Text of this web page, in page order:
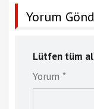
Yorum
Lütfen tüm
Yorum *